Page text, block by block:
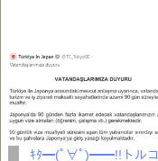
ｷﾀ━(ﾟ∀ﾟ)━━!!トルコ